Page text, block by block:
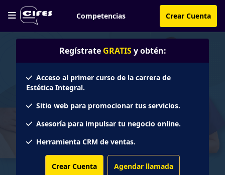
Competencias Crear Cuenta
Regístrate GRATIS y obtén:
Acceso al primer curso de la carrera de
Estética Integral.
Sitio web para promocionar tus servicios.
Asesoría para impulsar tu negocio online.
Herramienta CRM de ventas.
Crear Cuenta Agendar llamada